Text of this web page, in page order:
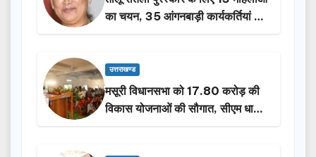
का चयन, 35 आंगनबाड़ी कार्यकर्तियां भी
होंगी सम्मानित…
उत्तराखण्ड
मसूरी विधानसभा को 17.80 करोड़ की
विकास योजनाओं की सौगात, सीएम धामी
ने किया लोकार्पण-शिलान्यास.